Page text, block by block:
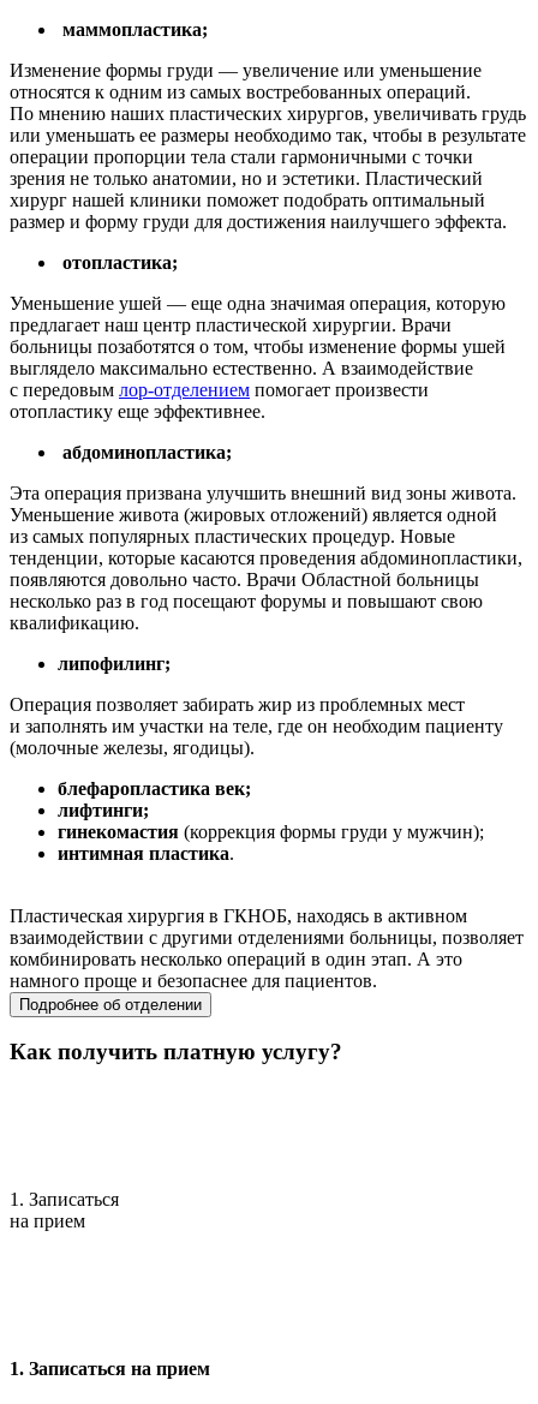
маммопластика;
Изменение формы груди — увеличение или уменьшение
относятся к одним из самых востребованных операций.
По мнению наших пластических хирургов, увеличивать грудь
или уменьшать ее размеры необходимо так, чтобы в результате
операции пропорции тела стали гармоничными с точки
зрения не только анатомии, но и эстетики. Пластический
хирург нашей клиники поможет подобрать оптимальный
размер и форму груди для достижения наилучшего эффекта.
отопластика;
Уменьшение ушей — еще одна значимая операция, которую
предлагает наш центр пластической хирургии. Врачи
больницы позаботятся о том, чтобы изменение формы ушей
выглядело максимально естественно. А взаимодействие
с передовым лор-отделением помогает произвести
отопластику еще эффективнее.
абдоминопластика;
Эта операция призвана улучшить внешний вид зоны живота.
Уменьшение живота (жировых отложений) является одной
из самых популярных пластических процедур. Новые
тенденции, которые касаются проведения абдоминопластики,
появляются довольно часто. Врачи Областной больницы
несколько раз в год посещают форумы и повышают свою
квалификацию.
липофилинг;
Операция позволяет забирать жир из проблемных мест
и заполнять им участки на теле, где он необходим пациенту
(молочные железы, ягодицы).
блефаропластика век;
лифтинги;
гинекомастия (коррекция формы груди у мужчин);
интимная пластика.
Пластическая хирургия в ГКНОБ, находясь в активном
взаимодействии с другими отделениями больницы, позволяет
комбинировать несколько операций в один этап. А это
намного проще и безопаснее для пациентов.
Подробнее об отделении
Как получить платную услугу?
1. Записаться
на прием
1. Записаться на прием